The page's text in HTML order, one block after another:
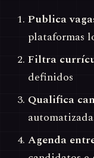
Publica
plataformas
Filtra
definidos
Qualifica
Agenda